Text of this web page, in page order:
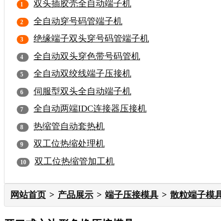
双头插胶壳全自动端子机
全自动穿号码管端子机
绝缘端子双头穿号码管端子机
全自动双头穿色带号码管机
全自动双绞线端子压接机
伺服型双头全自动端子机
全自动两端IDC连接器压接机
热缩管自动套热机
双工位热缩处理机
双工位热缩管加工机
网站首页 产品展示 端子压接模具 散粒端子模